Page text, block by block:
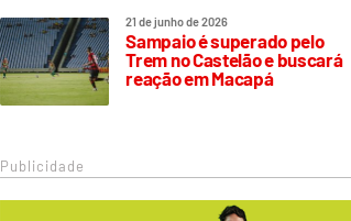
21 de junho de 2026
Sampaio é superado pelo
Trem no Castelão e buscará
reação em Macapá
Publicidade